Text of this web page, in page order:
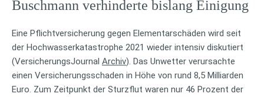
Buschmann verhinderte bislang Einigung
Eine Pflichtversicherung gegen Elementarschäden wird seit
der Hochwasserkatastrophe 2021 wieder intensiv diskutiert
(VersicherungsJournal Archiv). Das Unwetter verursachte
einen Versicherungsschaden in Höhe von rund 8,5 Milliarden
Euro. Zum Zeitpunkt der Sturzflut waren nur 46 Prozent der